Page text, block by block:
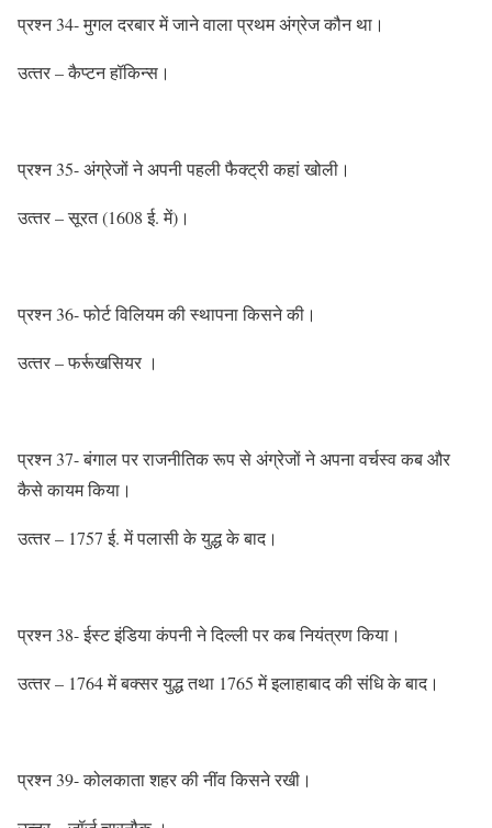
प्रश्‍न 34- मुगल दरबार में जाने वाला प्रथम अंग्रेज कौन था।
उत्‍तर – कैप्‍टन हॉकिन्‍स।
प्रश्‍न 35- अंग्रेजों ने अपनी पहली फैक्‍ट्री कहां खोली।
उत्‍तर – सूरत (1608 ई. में)।
प्रश्‍न 36- फोर्ट विलियम की स्‍थापना किसने की।
उत्‍तर – फर्रूखसियर ।
प्रश्‍न 37- बंगाल पर राजनीतिक रूप से अंग्रेजों ने अपना वर्चस्‍व कब और
कैसे कायम किया।
उत्‍तर – 1757 ई. में पलासी के युद्ध के बाद।
प्रश्‍न 38- ईस्‍ट इंडिया कंपनी ने दिल्‍ली पर कब नियंत्रण किया।
उत्‍तर – 1764 में बक्‍सर युद्ध तथा 1765 में इलाहाबाद की संधि के बाद।
प्रश्‍न 39- कोलकाता शहर की नींव किसने रखी।